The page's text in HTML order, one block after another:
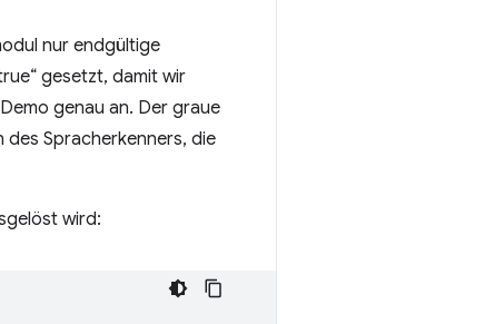
nur endgültige
gesetzt, damit wir
genau an. Der graue
Spracherkenners, die
wird: